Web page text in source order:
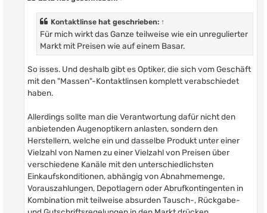
Kontaktlinse hat geschrieben: ↑
Für mich wirkt das Ganze teilweise wie ein unregulierter
Markt mit Preisen wie auf einem Basar.
So isses. Und deshalb gibt es Optiker, die sich vom Geschäft
mit den "Massen"-Kontaktlinsen komplett verabschiedet
haben.
Allerdings sollte man die Verantwortung dafür nicht den
anbietenden Augenoptikern anlasten, sondern den
Herstellern, welche ein und dasselbe Produkt unter einer
Vielzahl von Namen zu einer Vielzahl von Preisen über
verschiedene Kanäle mit den unterschiedlichsten
Einkaufskonditionen, abhängig von Abnahmemenge,
Vorauszahlungen, Depotlagern oder Abrufkontingenten in
Kombination mit teilweise absurden Tausch-, Rückgabe-